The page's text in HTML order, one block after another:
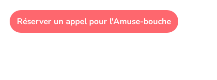
Réserver un appel pour l'Amuse-bouche